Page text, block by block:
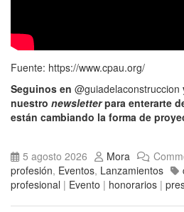
Fuente: https://www.cpau.org/
Seguinos en @guiadelaconstruccion
nuestro newsletterpara enterarte
están cambiando la forma de
5 agosto 2026 Mora
profesión, Eventos, Lanzamientos
profesional | Evento | honorarios |